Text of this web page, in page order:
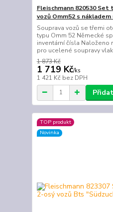
Fleischmann 820530
vozů Omm52 s nákladem
Souprava vozů se třemi
typu Omm 52 Německé
inventární čísla Naloženo
pro ucelené soupravy
1 873 Kč
1 719 Kč/ks
1 421 Kč bez DPH
TOP produkt
Novinka